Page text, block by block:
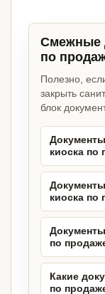
Смежные
по
Полезно,
закрыть
блок
киоска
киоска
по
Какие
по